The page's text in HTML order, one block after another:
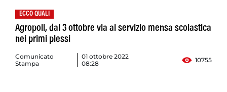
ECCO QUALI
Agropoli, dal 3 ottobre via al servizio mensa scolastica
nei primi plessi
Comunicato
Stampa
01 ottobre 2022
08:28
10755